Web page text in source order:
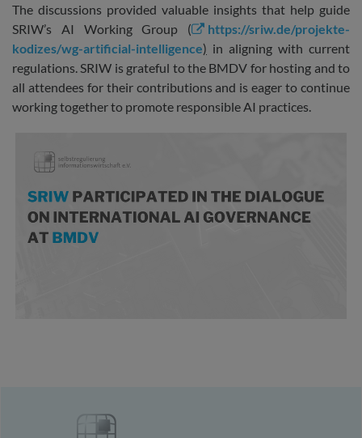
The discussions provided valuable insights that help guide
SRIW’s AI Working Group (
https://sriw.de/projekte-
kodizes/wg-artificial-intelligence) in aligning with current
regulations. SRIW is grateful to the BMDV for hosting and to
all attendees for their contributions and is eager to continue
working together to promote responsible AI practices.